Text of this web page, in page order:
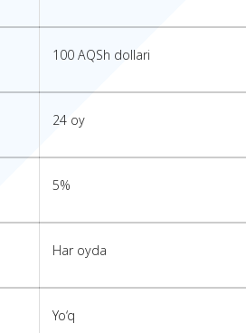
100 AQSh dollari
24 oy
5%
Har oyda
Yo‘q